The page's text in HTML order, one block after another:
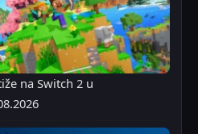
na Switch 2 u